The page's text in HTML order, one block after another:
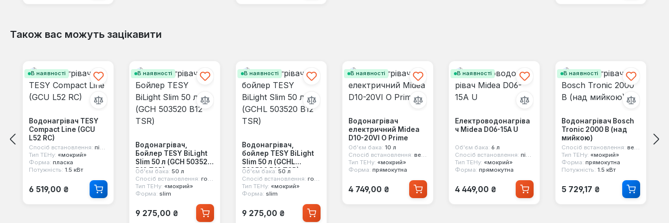
Також вас можуть зацікавити
В наявності
Водонагрівач TESY
Compact Line (GCU
L52 RC)
Спосіб встановлення: під мийку
Тип ТЕНу: «мокрий»
Форма: пласка
Потужність: 1.5 кВт
Звичайна ціна:
6 519,00 ₴
В наявності
Водонагрівач,
Бойлер TESY BiLight
Slim 50 л (GCH 503520
B12 TSR)
Об'єм бака: 50 л
Спосіб встановлення: горизонтальний
Тип ТЕНу: «мокрий»
Форма: slim
Звичайна ціна:
9 275,00 ₴
В наявності
Водонагрівач,
бойлер TESY BiLight
Slim 50 л (GCHL
503520 B12 TSR)
Об'єм бака: 50 л
Спосіб встановлення: горизонтальний
Тип ТЕНу: «мокрий»
Форма: slim
Звичайна ціна:
9 275,00 ₴
В наявності
Водонагрівач
електричний Midea
D10-20VI O Prime
Об'єм бака: 10 л
Спосіб встановлення: вертикальний, над мийкою
Тип ТЕНу: «мокрий»
Форма: прямокутна
Звичайна ціна:
4 749,00 ₴
В наявності
Електроводонагріва
ч Midea D06-15A U
Об'єм бака: 6 л
Спосіб встановлення: під мийку
Тип ТЕНу: «мокрий»
Форма: прямокутна
Звичайна ціна:
4 449,00 ₴
В наявності
Водонагрівач Bosch
Tronic 2000 B (над
мийкою)
Спосіб встановлення: вертикальний, над мийкою
Тип ТЕНу: «мокрий»
Форма: прямокутна
Потужність: 1.5 кВт
Звичайна ціна:
5 729,17 ₴